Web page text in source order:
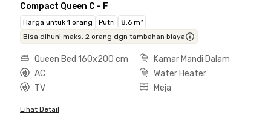
Compact Queen C - F
Harga untuk 1 orang Putri
8.6 m²
Bisa dihuni maks. 2 orang dgn tambahan biaya
Queen Bed 160x200 cm
Kamar Mandi Dalam
AC
Water Heater
TV
Meja
Lihat Detail